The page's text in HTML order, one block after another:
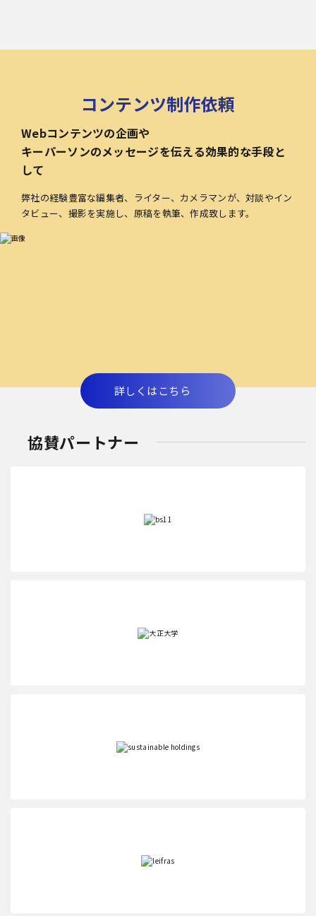
コンテンツ制作依頼
Webコンテンツの企画や
キーパーソンのメッセージを伝える効果的な手段と
して
弊社の経験豊富な編集者、ライター、カメラマンが、対談やイン
タビュー、撮影を実施し、原稿を執筆、作成致します。
詳しくはこちら
協賛パートナー